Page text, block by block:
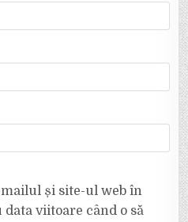
și site-ul web în
viitoare când o să